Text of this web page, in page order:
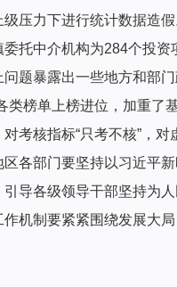
级压力下进行统计数据造
委托中介机构为284个投资
问题暴露出一些地方和部
类榜单上榜进位，加重了
考核指标“只考不核”，
区各部门要坚持以习近平
引导各级领导干部坚持为
作机制要紧紧围绕发展大